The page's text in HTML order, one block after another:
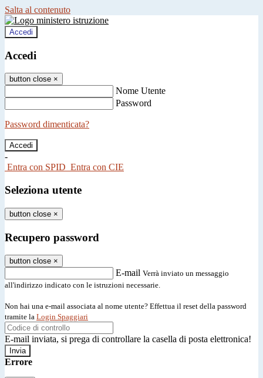
Salta al contenuto
Accedi
Accedi
button close ×
Nome Utente
Password
Password dimenticata?
-
Entra con SPID Entra con CIE
Seleziona utente
button close ×
Recupero password
button close ×
E-mail Verrà inviato un messaggio
all'indirizzo indicato con le istruzioni necessarie.
Non hai una e-mail associata al nome utente? Effettua il reset della password
tramite la Login Spaggiari
E-mail inviata, si prega di controllare la casella di posta elettronica!
Errore